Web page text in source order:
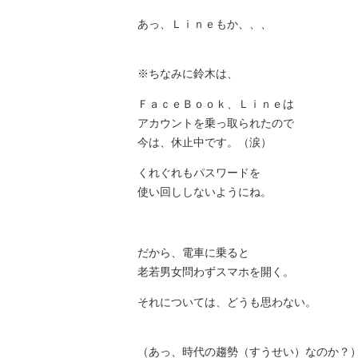
あっ、Ｌｉｎｅもか、、、
※ちなみに鈴木は、
ＦａｃｅＢｏｏｋ、Ｌｉｎｅは
アカウントを乗っ取られたので
今は、休止中です。（涙）
くれぐれもパスワードを
使い回ししないようにね。
だから、電車に乗ると
老若男女問わずスマホを開く。
それについては、どうも思わない。
（あっ、時代の趨勢（すうせい）なのか？